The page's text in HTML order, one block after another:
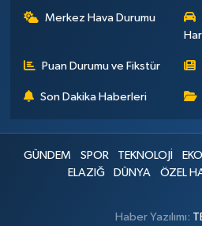
Merkez Hava Durumu
Puan Durumu ve Fikstür
Son Dakika Haberleri
GÜNDEM SPOR TEKNOLOJİ
ELAZIĞ
DÜNYA ÖZEL
Haber Yazılımı: